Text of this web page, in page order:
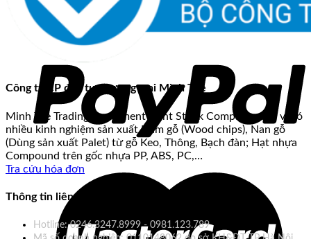
Công ty CP đầu tư thương mại Minh Tuệ
Minh Tue Trading Investment Joint Stock Company, đơn vị có
nhiều kinh nghiệm sản xuất Dăm gỗ (Wood chips), Nan gỗ
(Dùng sản xuất Palet) từ gỗ Keo, Thông, Bạch đàn; Hạt nhựa
Compound trên gốc nhựa PP, ABS, PC,…
Tra cứu hóa đơn
Thông tin liên hệ
Hotline: 0246.3247.8999 - 0981.123.789